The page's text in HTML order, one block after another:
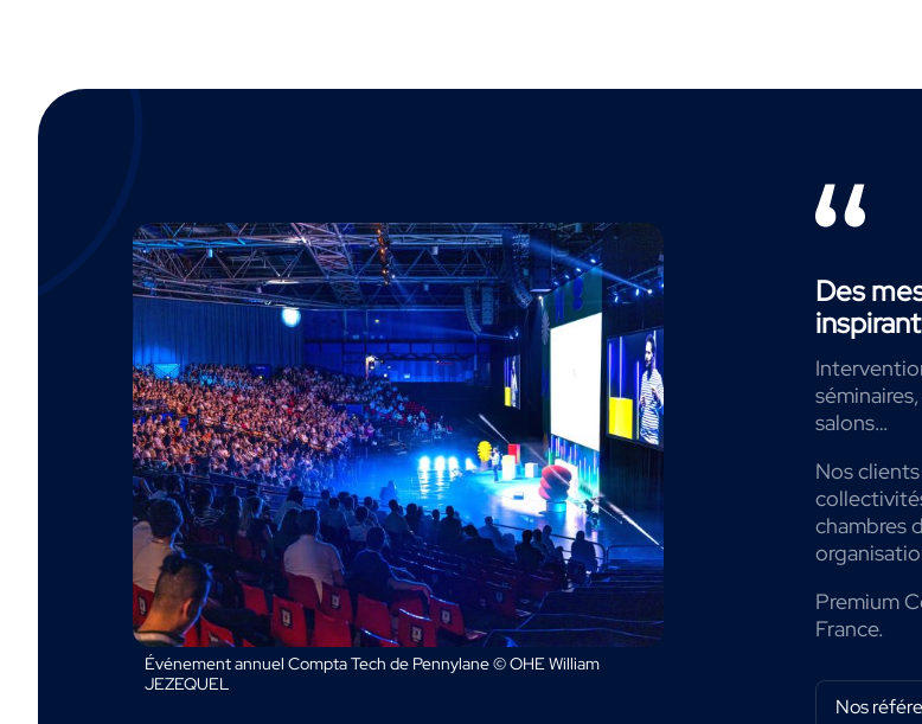
Événement annuel Compta Tech de Pennylane © OHE William
JEZEQUEL
Des
salons…
Nos
chambres
Premium
France.
Nos